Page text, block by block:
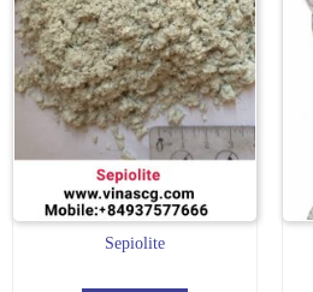
Sepiolite